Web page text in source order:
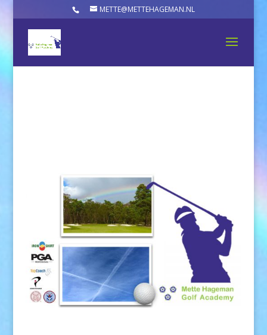
METTE@METTEHAGEMAN.NL